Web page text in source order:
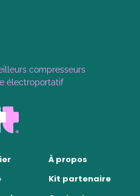
compresseurs
électroportatif
À propos
Kit partenaire